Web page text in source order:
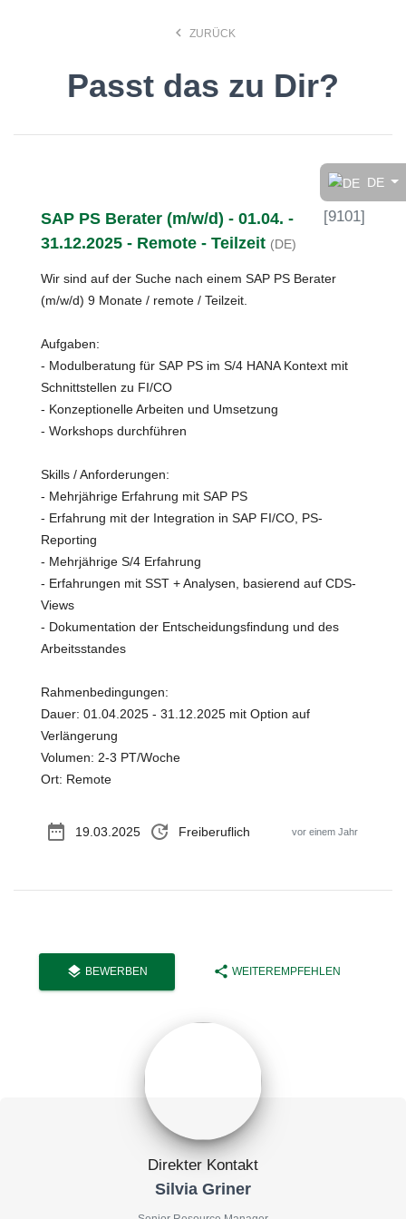
DE
Finde den Job, der Dir
search
Anstellungsart
Ort
keyboard_arrow_left ZURÜCK
Passt das zu Dir?
SAP PS Berater (m/w/d) - 01.04. -
31.12.2025 - Remote - Teilzeit (DE)
[9101]
Wir sind auf der Suche nach einem SAP PS Berater
(m/w/d) 9 Monate / remote / Teilzeit.
Aufgaben:
- Modulberatung für SAP PS im S/4 HANA Kontext mit
Schnittstellen zu FI/CO
- Konzeptionelle Arbeiten und Umsetzung
- Workshops durchführen
Skills / Anforderungen:
- Mehrjährige Erfahrung mit SAP PS
- Erfahrung mit der Integration in SAP FI/CO, PS-
Reporting
- Mehrjährige S/4 Erfahrung
- Erfahrungen mit SST + Analysen, basierend auf CDS-
Views
- Dokumentation der Entscheidungsfindung und des
Arbeitsstandes
Rahmenbedingungen:
Dauer: 01.04.2025 - 31.12.2025 mit Option auf
Verlängerung
Volumen: 2-3 PT/Woche
Ort: Remote
date_range 19.03.2025 update Freiberuflich vor einem Jahr
layers BEWERBEN share WEITEREMPFEHLEN
Direkter Kontakt
Silvia Griner